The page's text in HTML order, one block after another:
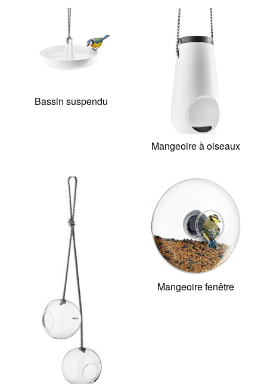
Bassin suspendu
Mangeoire à oiseaux
Mangeoire fenêtre